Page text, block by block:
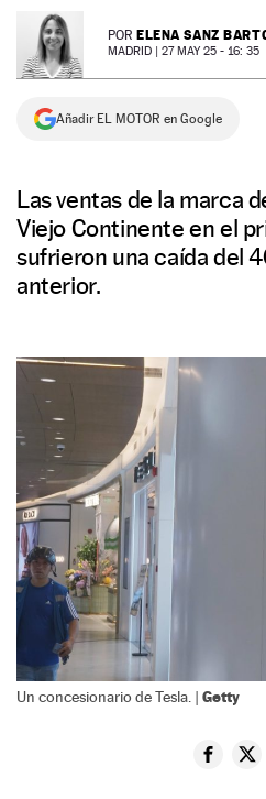
NEWSLETTER POR ELENA SANZ
MADRID | 27 MAY 25 - 16: 35
Añadir EL MOTOR en Google
Las ventas de la marca
Viejo Continente en el
sufrieron una caída del
anterior.
Un concesionario de Tesla. | Getty